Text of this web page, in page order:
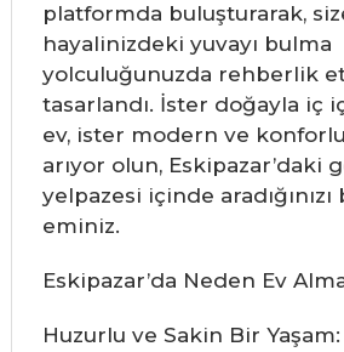
platformda buluşturarak,
hayalinizdeki yuvayı bulma
yolculuğunuzda rehberlik
tasarlandı. İster doğayla iç
ev, ister modern ve
arıyor olun, Eskipazar’daki
yelpazesi içinde aradığınızı
eminiz.
Eskipazar’da Neden Ev
Huzurlu ve Sakin Bir